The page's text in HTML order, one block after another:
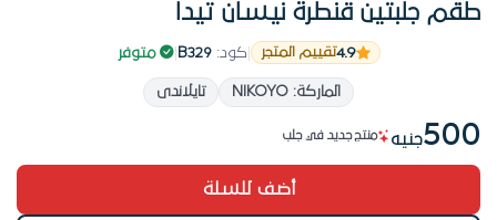
طقم جلبتين قنطرة نيسان تيدا
4.9تقييم المتجر كود:B329
| متوفر
الماركة: NIKOYO تايلاندى
500جنيه
من منتجاتنا المميزة
منتج جديد في جلب
المنتج ده عليه طلب متزايد
أضف للسلة